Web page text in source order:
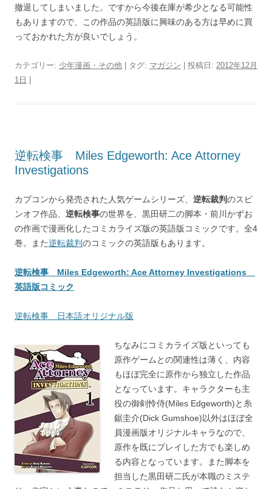
撤退してしまいました。ですから今後在庫が希少となる可能性
もありますので、この作品の英語版に興味のある方は早めに買
っておかれた方が良いでしょう。
カテゴリー: 少年漫画・その他 | タグ: マガジン | 投稿日: 2012年12月
1日
逆転検事 Miles Edgeworth: Ace Attorney
Investigations
カプコンから発売された人気ゲームシリーズ、 逆転裁判のスピ
ンオフ作品、 逆転検事の世界を、黒田研二の脚本・前川かずお
の作画で漫画化したコミカライズ版の英語版コミックです。全4
巻。また逆転裁判のコミックの英語版もあります。
逆転検事 Miles Edgeworth: Ace Attorney Investigations
英語版コミック
逆転検事 日本語オリジナル版
ちなみにコミカライズ版といっても
原作ゲームとの関連性は薄く、内容
もほぼ完全に原作から独立した作品
となっています。キャラクターも主
役の御剣怜侍(Miles Edgeworth)と糸
鋸圭介(Dick Gumshoe)以外はほぼ全
員漫画版オリジナルキャラなので、
原作を既にプレイした方でも楽しめ
る内容となっています。また脚本を
担当した黒田研二氏が本職のミステ